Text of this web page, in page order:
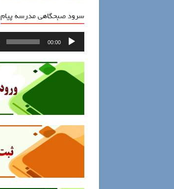
سرود صبحگاهی مدرسه پیام
پخش‌کننده
00:00